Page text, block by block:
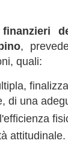
,
quali:
di una
attitudinale.